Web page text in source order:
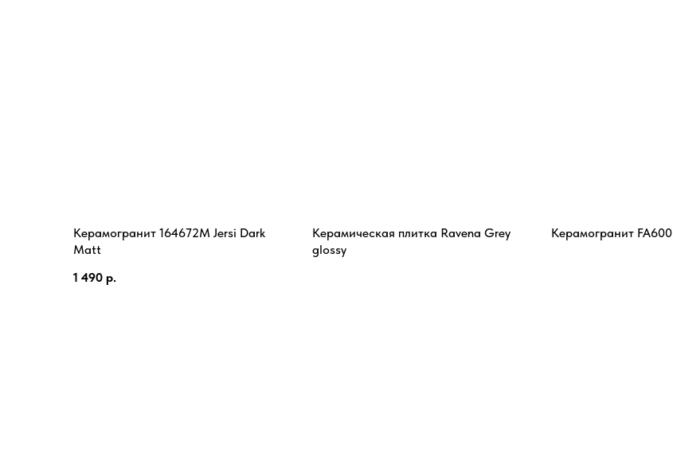
Керамогранит 164672M Jersi Dark
Matt
1 490 р.
Керамическая плитка Ravena Grey
glossy
Керамогранит FA600